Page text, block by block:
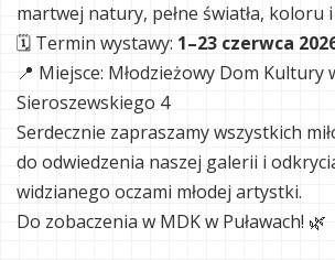
martwej natury, pełne światła, koloru i
🗓 Termin wystawy: 1–23 czerwca
📍 Miejsce: Młodzieżowy Dom Kultury
Sieroszewskiego 4
Serdecznie zapraszamy wszystkich
do odwiedzenia naszej galerii i
widzianego oczami młodej artystki.
Do zobaczenia w MDK w Puławach! 🌿